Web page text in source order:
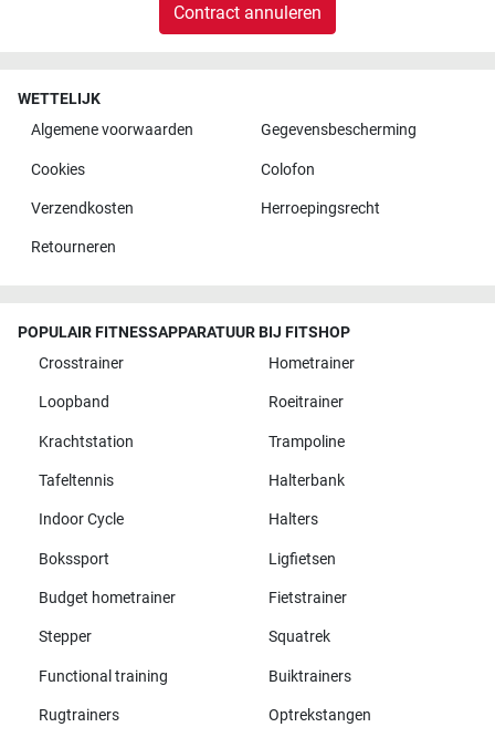
Contract annuleren
WETTELIJK
Algemene voorwaarden
Gegevensbescherming
Cookies Colofon
Verzendkosten Herroepingsrecht
Retourneren
POPULAIR FITNESSAPPARATUUR BIJ FITSHOP
Crosstrainer
Hometrainer
Loopband Roeitrainer
Krachtstation Trampoline
Tafeltennis Halterbank
Indoor Cycle Halters
Bokssport Ligfietsen
Budget hometrainer Fietstrainer
Stepper Squatrek
Functional training Buiktrainers
Rugtrainers Optrekstangen